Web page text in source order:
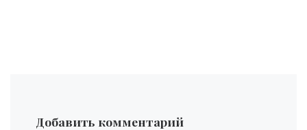
Добавить комментарий